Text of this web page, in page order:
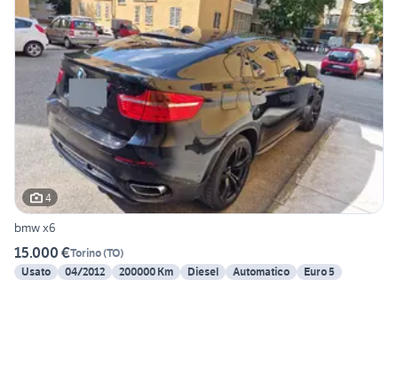
4
bmw x6
15.000 €Torino(TO)
Usato
04/2012 200000 Km Diesel Automatico Euro 5